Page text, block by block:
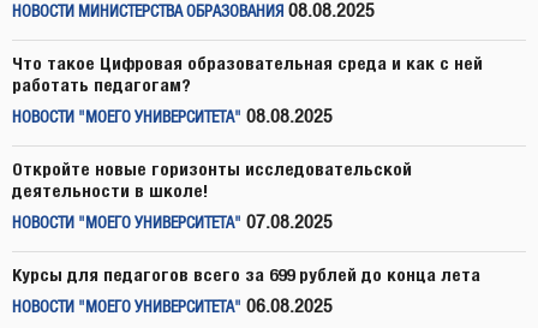
НОВОСТИ МИНИСТЕРСТВА ОБРАЗОВАНИЯ 08.08.2025
Что такое Цифровая образовательная среда и как с ней
работать педагогам?
НОВОСТИ "МОЕГО УНИВЕРСИТЕТА" 08.08.2025
Откройте новые горизонты исследовательской
деятельности в школе!
НОВОСТИ "МОЕГО УНИВЕРСИТЕТА" 07.08.2025
Курсы для педагогов всего за 699 рублей до конца лета
НОВОСТИ "МОЕГО УНИВЕРСИТЕТА" 06.08.2025